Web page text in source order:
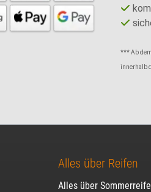
*** Ab
innerhalb
Alles über Reifen
Alles über